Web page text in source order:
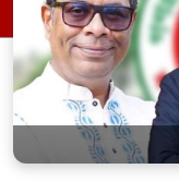
স্বাস্থ্য
কর্তৃপক্ষ (বিডা)-
জাতীয় […]